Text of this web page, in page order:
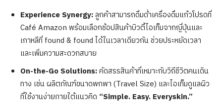
Experience Synergy:ลูกค้าสามารถดื่มด่ำเครื่องดื่มแก้วโปรดที่
Café Amazon พร้อมเลือกช้อปสินค้าบิวตี้ไอเท็มจากญี่ปุ่นและ
เกาหลีที่ found & found ได้ในเวลาเดียวกัน ช่วยประหยัดเวลา
และเพิ่มความสะดวกสบาย
On-the-Go Solutions:คัดสรรสินค้าที่เหมาะกับวิถีชีวิตคนเดิน
ทาง เช่น ผลิตภัณฑ์ขนาดพกพา (Travel Size) และไอเท็มดูแลผิว
ที่ใช้งานง่ายภายใต้แนวคิด “Simple. Easy. Everyskin.”